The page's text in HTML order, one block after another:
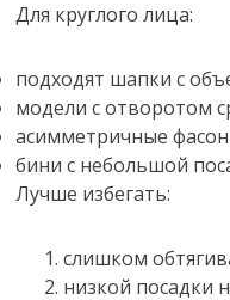
Для круглого лица:
подходят шапки с
модели с отворотом
асимметричные
бини с небольшой
Лучше избегать:
слишком
низкой посадки